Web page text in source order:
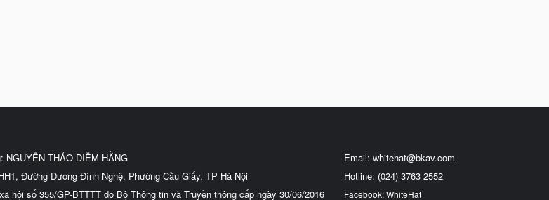
NGUYỄN THẢO DIỄM HẰNG
Đường Dương Đình Nghệ, Phường Cầu Giấy, TP Hà Nội
hội số 355/GP-BTTTT do Bộ Thông tin và Truyền thông cấp ngày 30/06/2016
Email: whitehat@bkav.com
Hotline: (024) 3763 2552
Facebook: WhiteHat